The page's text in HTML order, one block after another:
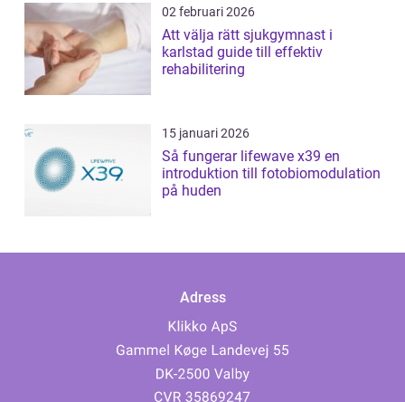
02 februari 2026
Att välja rätt sjukgymnast i
karlstad guide till effektiv
rehabilitering
15 januari 2026
Så fungerar lifewave x39 en
introduktion till fotobiomodulation
på huden
Adress